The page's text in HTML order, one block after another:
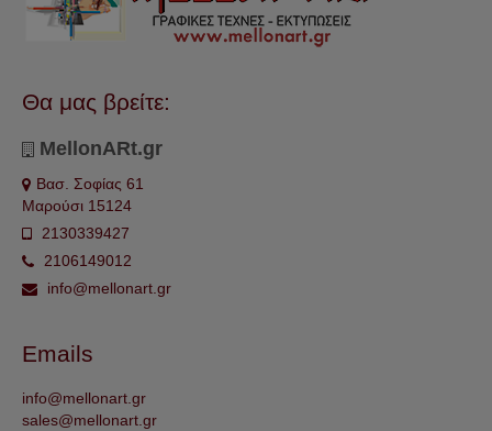
Θα μας βρείτε:
MellonARt.gr
Βασ. Σοφίας 61
Μαρούσι 15124
2130339427
2106149012
info@mellonart.gr
Emails
info@mellonart.gr
sales@mellonart.gr